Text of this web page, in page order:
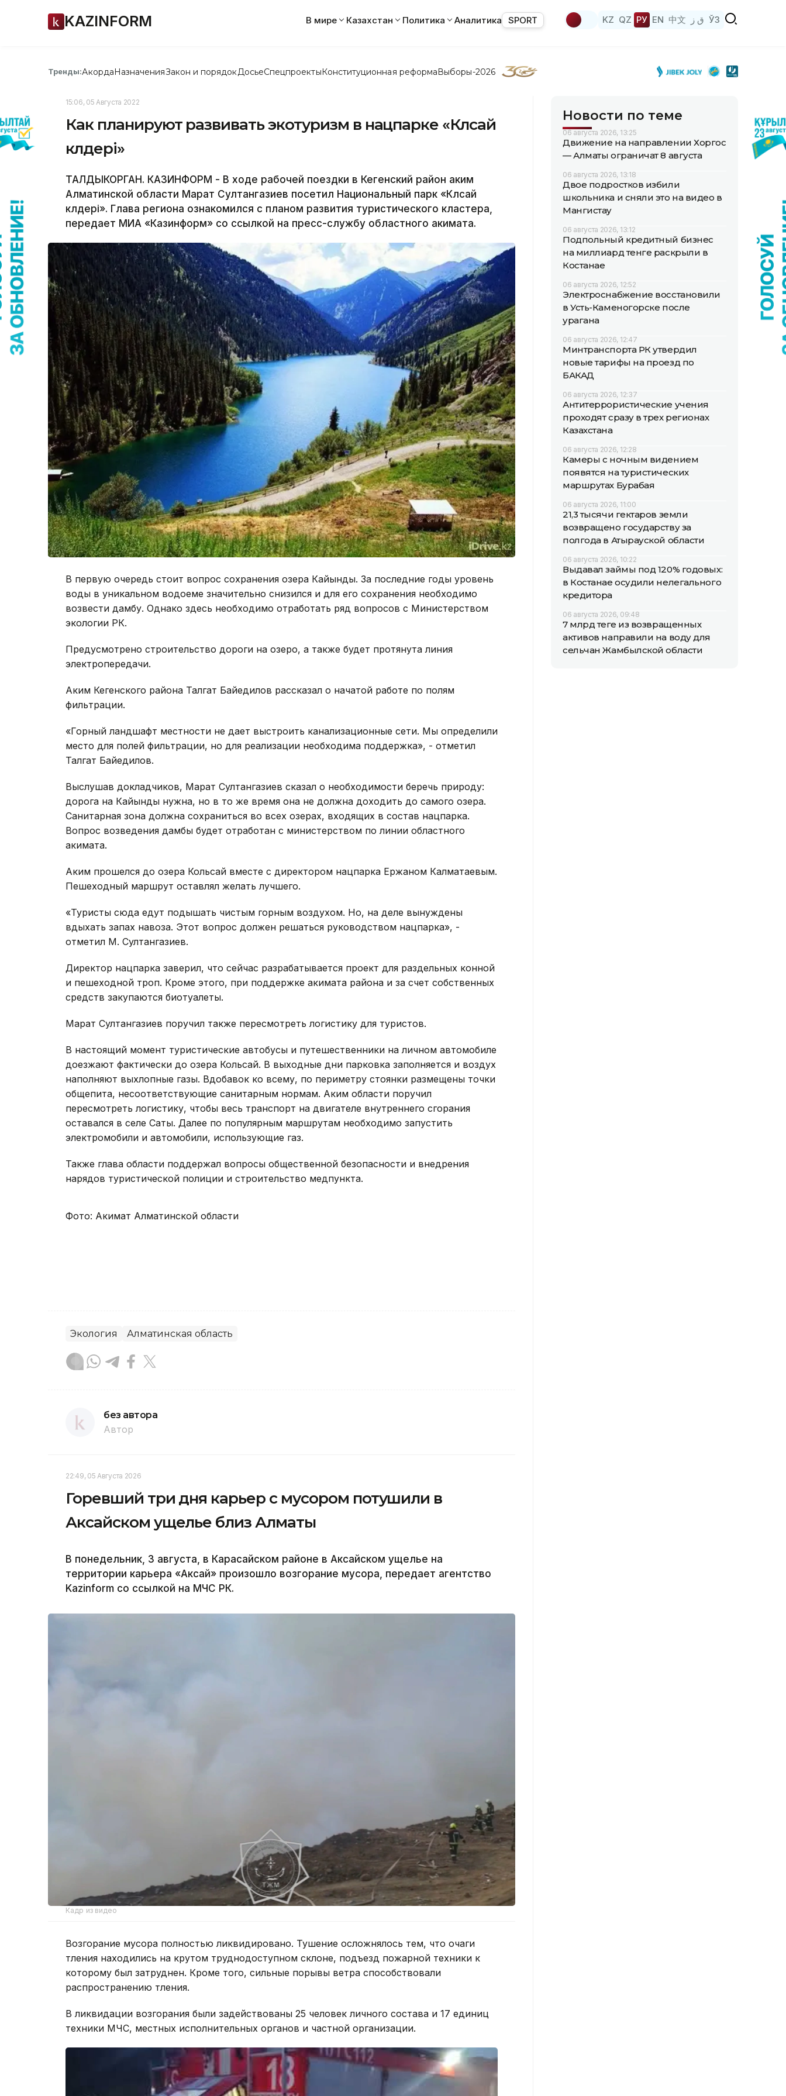
KAZINFORM В мире Казахстан Политика Аналитика SPORT KZ QZ РУ EN 中文 ق ز ЎЗ
Тренды:АкордаНазначенияЗакон и порядок ДосьеСпецпроектыКонституционная реформаВыборы-2026
15:06, 05 Августа 2022
Как планируют развивать экотуризм в нацпарке «Көлсай
көлдері»
ТАЛДЫКОРГАН. КАЗИНФОРМ - В ходе рабочей поездки в Кегенский район аким
Алматинской области Марат Султангазиев посетил Национальный парк «Көлсай
көлдері». Глава региона ознакомился с планом развития туристического кластера,
передает МИА «Казинформ» со ссылкой на пресс-службу областного акимата.
В первую очередь стоит вопрос сохранения озера Кайынды. За последние годы уровень
воды в уникальном водоеме значительно снизился и для его сохранения необходимо
возвести дамбу. Однако здесь необходимо отработать ряд вопросов с Министерством
экологии РК.
Предусмотрено строительство дороги на озеро, а также будет протянута линия
электропередачи.
Аким Кегенского района Талгат Байедилов рассказал о начатой работе по полям
фильтрации.
«Горный ландшафт местности не дает выстроить канализационные сети. Мы определили
место для полей фильтрации, но для реализации необходима поддержка», - отметил
Талгат Байедилов.
Выслушав докладчиков, Марат Султангазиев сказал о необходимости беречь природу:
дорога на Кайынды нужна, но в то же время она не должна доходить до самого озера.
Санитарная зона должна сохраниться во всех озерах, входящих в состав нацпарка.
Вопрос возведения дамбы будет отработан с министерством по линии областного
акимата.
Аким прошелся до озера Кольсай вместе с директором нацпарка Ержаном Калматаевым.
Пешеходный маршрут оставлял желать лучшего.
«Туристы сюда едут подышать чистым горным воздухом. Но, на деле вынуждены
вдыхать запах навоза. Этот вопрос должен решаться руководством нацпарка», -
отметил М. Султангазиев.
Директор нацпарка заверил, что сейчас разрабатывается проект для раздельных конной
и пешеходной троп. Кроме этого, при поддержке акимата района и за счет собственных
средств закупаются биотуалеты.
Марат Султангазиев поручил также пересмотреть логистику для туристов.
В настоящий момент туристические автобусы и путешественники на личном автомобиле
доезжают фактически до озера Кольсай. В выходные дни парковка заполняется и воздух
наполняют выхлопные газы. Вдобавок ко всему, по периметру стоянки размещены точки
общепита, несоответствующие санитарным нормам. Аким области поручил
пересмотреть логистику, чтобы весь транспорт на двигателе внутреннего сгорания
оставался в селе Саты. Далее по популярным маршрутам необходимо запустить
электромобили и автомобили, использующие газ.
Также глава области поддержал вопросы общественной безопасности и внедрения
нарядов туристической полиции и строительство медпункта.
Фото: Акимат Алматинской области
Экология Алматинская область
без автора
Автор
22:49, 05 Августа 2026
Горевший три дня карьер с мусором потушили в
Аксайском ущелье близ Алматы
В понедельник, 3 августа, в Карасайском районе в Аксайском ущелье на
территории карьера «Аксай» произошло возгорание мусора, передает агентство
Kazinform со ссылкой на МЧС РК.
Кадр из видео
Возгорание мусора полностью ликвидировано. Тушение осложнялось тем, что очаги
тления находились на крутом труднодоступном склоне, подъезд пожарной техники к
которому был затруднен. Кроме того, сильные порывы ветра способствовали
распространению тления.
В ликвидации возгорания были задействованы 25 человек личного состава и 17 единиц
техники МЧС, местных исполнительных органов и частной организации.
Новости по теме
06 августа 2026, 13:25
Движение на направлении Хоргос
— Алматы ограничат 8 августа
06 августа 2026, 13:18
Двое подростков избили
школьника и сняли это на видео в
Мангистау
06 августа 2026, 13:12
Подпольный кредитный бизнес
на миллиард тенге раскрыли в
Костанае
06 августа 2026, 12:52
Электроснабжение восстановили
в Усть-Каменогорске после
урагана
06 августа 2026, 12:47
Минтранспорта РК утвердил
новые тарифы на проезд по
БАКАД
06 августа 2026, 12:37
Антитеррористические учения
проходят сразу в трех регионах
Казахстана
06 августа 2026, 12:28
Камеры с ночным видением
появятся на туристических
маршрутах Бурабая
06 августа 2026, 11:00
21,3 тысячи гектаров земли
возвращено государству за
полгода в Атырауской области
06 августа 2026, 10:22
Выдавал займы под 120% годовых:
в Костанае осудили нелегального
кредитора
06 августа 2026, 09:48
7 млрд теңге из возвращенных
активов направили на воду для
сельчан Жамбылской области